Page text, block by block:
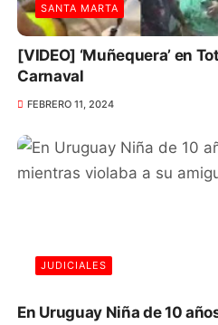
SANTA MARTA
[VIDEO] ‘Muñequera’ en
Carnaval
FEBRERO 11, 2024
JUDICIALES
En Uruguay Niña de 10